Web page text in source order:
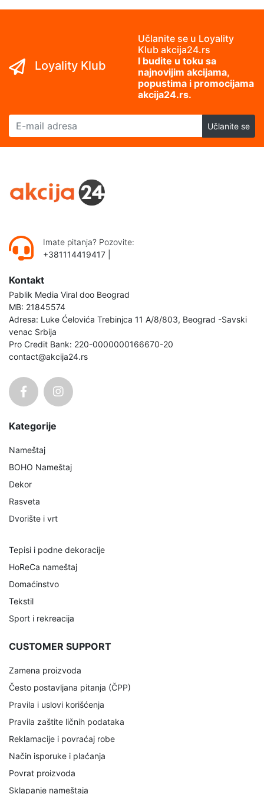
Loyality Klub
Učlanite se u Loyality
Klub akcija24.rs
I budite u toku sa
najnovijim akcijama,
popustima i promocijama
akcija24.rs.
E-mail adresa
Učlanite se
Imate pitanja? Pozovite:
+381114419417
Kontakt
Pablik Media Viral doo Beograd
MB: 21845574
Adresa: Luke Ćelovića Trebinjca 11 A/8/803, Beograd -Savski
venac Srbija
Pro Credit Bank: 220-0000000166670-20
contact@akcija24.rs
Kategorije
Nameštaj
BOHO Nameštaj
Dekor
Rasveta
Dvorište i vrt
Tepisi i podne dekoracije
HoReCa nameštaj
Domaćinstvo
Tekstil
Sport i rekreacija
CUSTOMER SUPPORT
Zamena proizvoda
Često postavljana pitanja (ČPP)
Pravila i uslovi korišćenja
Pravila zaštite ličnih podataka
Reklamacije i povraćaj robe
Način isporuke i plaćanja
Povrat proizvoda
Sklapanje nameštaja